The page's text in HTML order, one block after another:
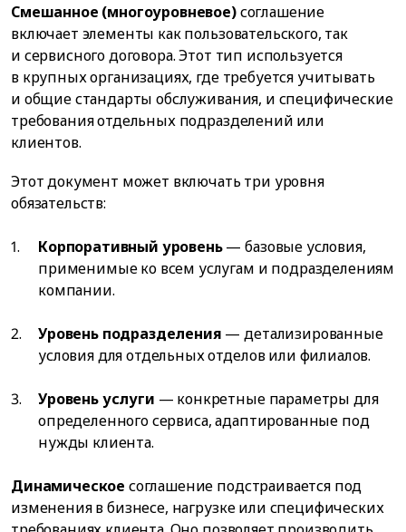
Смешанное (многоуровневое)соглашение
включает элементы как пользовательского, так
и сервисного договора. Этот тип используется
в крупных организациях, где требуется учитывать
и общие стандарты обслуживания, и специфические
требования отдельных подразделений или
клиентов.
Этот документ может включать три уровня
обязательств:
Корпоративный уровень— базовые условия,
применимые ко всем услугам и подразделениям
компании.
Уровень подразделения — детализированные
условия для отдельных отделов или филиалов.
Уровень услуги — конкретные параметры для
определенного сервиса, адаптированные под
нужды клиента.
Динамическое соглашение подстраивается под
изменения в бизнесе, нагрузке или специфических